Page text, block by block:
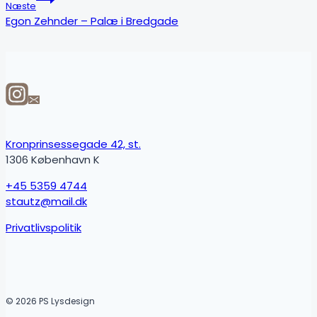
Næste
Egon Zehnder – Palæ i Bredgade
Kronprinsessegade 42, st.
1306 København K
+45 5359 4744
stautz@mail.dk
Privatlivspolitik
© 2026 PS Lysdesign